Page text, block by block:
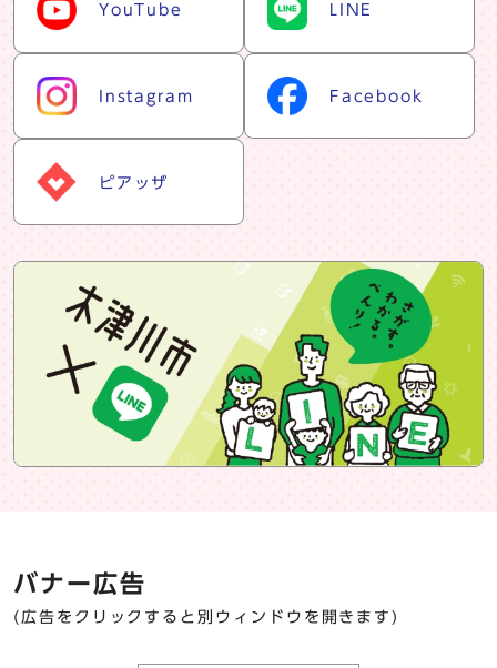
YouTube LINE
Instagram Facebook
ピアッザ
snsバナー
バナー広告
(広告をクリックすると別ウィンドウを開きます)